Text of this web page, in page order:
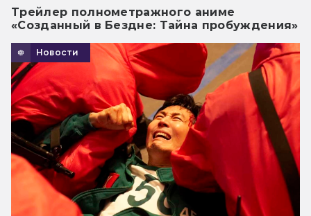
Трейлер полнометражного аниме
«Созданный в Бездне: Тайна пробуждения»
Новости